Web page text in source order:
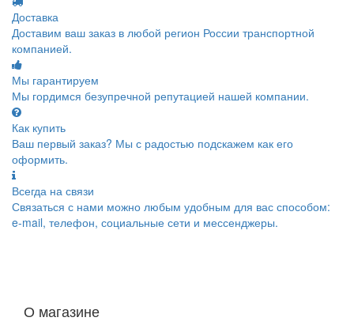
Доставка
Доставим ваш заказ в любой регион России транспортной
компанией.
Мы гарантируем
Мы гордимся безупречной репутацией нашей компании.
Как купить
Ваш первый заказ? Мы с радостью подскажем как его
оформить.
Всегда на связи
Связаться с нами можно любым удобным для вас способом:
e-mail, телефон, социальные сети и мессенджеры.
О магазине